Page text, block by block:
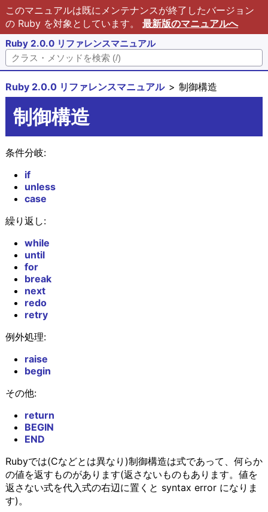
このマニュアルは既にメンテナンスが終了したバージョン
の Ruby を対象としています。 最新版のマニュアルへ
Ruby 2.0.0 リファレンスマニュアル
Ruby 2.0.0 リファレンスマニュアル 制御構造
制御構造
条件分岐:
if
unless
case
繰り返し:
while
until
for
break
next
redo
retry
例外処理:
raise
begin
その他:
return
BEGIN
END
Rubyでは(Cなどとは異なり)制御構造は式であって、何らか
の値を返すものがあります(返さないものもあります。値を
返さない式を代入式の右辺に置くと syntax error になりま
す)。